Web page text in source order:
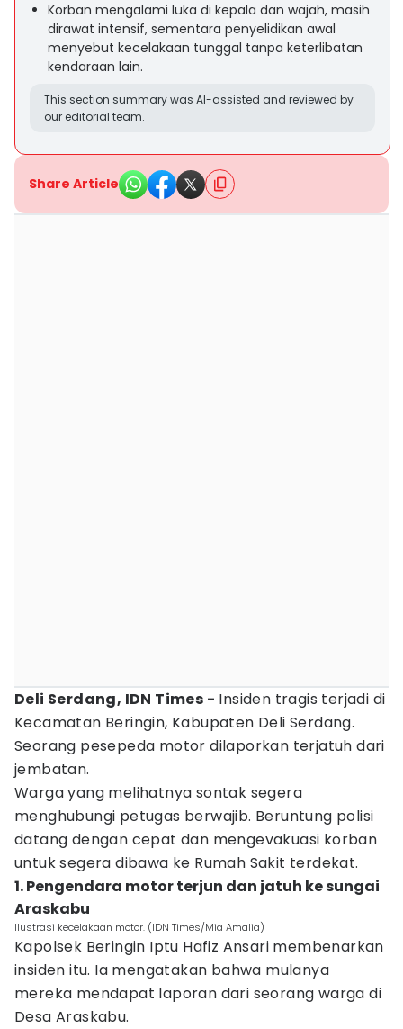
Korban mengalami luka di kepala dan wajah, masih
dirawat intensif, sementara penyelidikan awal
menyebut kecelakaan tunggal tanpa keterlibatan
kendaraan lain.
This section summary was AI-assisted and reviewed by
our editorial team.
Share Article
Deli Serdang, IDN Times - Insiden tragis terjadi di
Kecamatan Beringin, Kabupaten Deli Serdang.
Seorang pesepeda motor dilaporkan terjatuh dari
jembatan.
Warga yang melihatnya sontak segera
menghubungi petugas berwajib. Beruntung polisi
datang dengan cepat dan mengevakuasi korban
untuk segera dibawa ke Rumah Sakit terdekat.
1. Pengendara motor terjun dan jatuh ke sungai
Araskabu
Ilustrasi kecelakaan motor. (IDN Times/Mia Amalia)
Kapolsek Beringin Iptu Hafiz Ansari membenarkan
insiden itu. Ia mengatakan bahwa mulanya
mereka mendapat laporan dari seorang warga di
Desa Araskabu.